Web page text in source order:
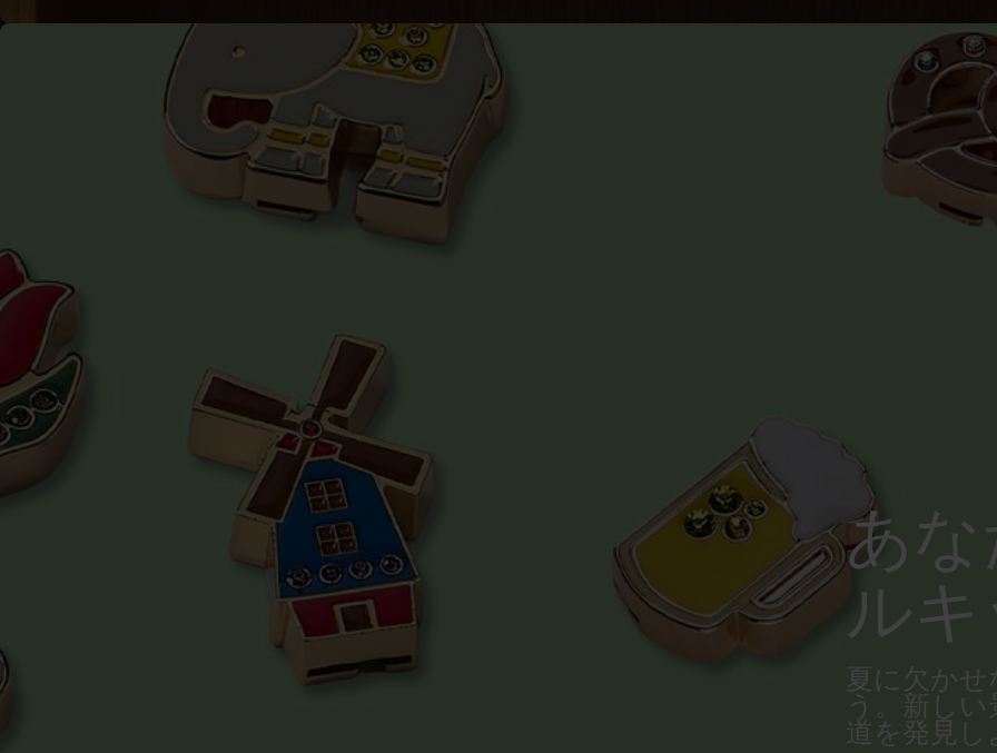
あ
ル
夏に欠か
う。新し
道を発見し